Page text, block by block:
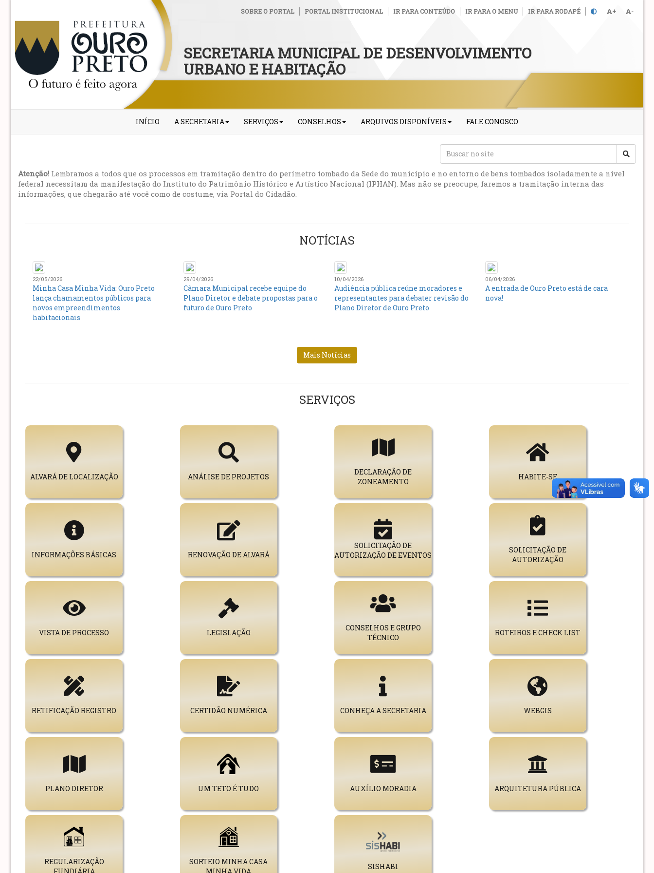
SOBRE O PORTAL PORTAL INSTITUCIONAL IR PARA CONTEÚDO IR PARA O MENU IR PARA RODAPÉ + -
SECRETARIA MUNICIPAL DE DESENVOLVIMENTO
URBANO E HABITAÇÃO
INÍCIO A SECRETARIA SERVIÇOS CONSELHOS ARQUIVOS DISPONÍVEIS FALE CONOSCO
Atenção! Lembramos a todos que os processos em tramitação dentro do perímetro tombado da Sede do município e no entorno de bens tombados isoladamente a nível
federal necessitam da manifestação do Instituto do Patrimônio Histórico e Artístico Nacional (IPHAN). Mas não se preocupe, faremos a tramitação interna das
informações, que chegarão até você como de costume, via Portal do Cidadão.
NOTÍCIAS
22/05/2026
Minha Casa Minha Vida: Ouro Preto
lança chamamentos públicos para
novos empreendimentos
habitacionais
29/04/2026
Câmara Municipal recebe equipe do
Plano Diretor e debate propostas para o
futuro de Ouro Preto
10/04/2026
Audiência pública reúne moradores e
representantes para debater revisão do
Plano Diretor de Ouro Preto
06/04/2026
A entrada de Ouro Preto está de cara
nova!
Mais Notícias
SERVIÇOS
ALVARÁ DE LOCALIZAÇÃO ANÁLISE DE PROJETOS
DECLARAÇÃO DE
ZONEAMENTO
HABITE-SE
INFORMAÇÕES BÁSICAS RENOVAÇÃO DE ALVARÁ
SOLICITAÇÃO DE
AUTORIZAÇÃO DE EVENTOS
SOLICITAÇÃO DE
AUTORIZAÇÃO
VISTA DE PROCESSO LEGISLAÇÃO
CONSELHOS E GRUPO
TÉCNICO
ROTEIROS E CHECK LIST
RETIFICAÇÃO REGISTRO CERTIDÃO NUMÉRICA CONHEÇA A SECRETARIA WEBGIS
PLANO DIRETOR UM TETO É TUDO AUXÍLIO MORADIA ARQUITETURA PÚBLICA
REGULARIZAÇÃO
FUNDIÁRIA
SORTEIO MINHA CASA
MINHA VIDA
SISHABI